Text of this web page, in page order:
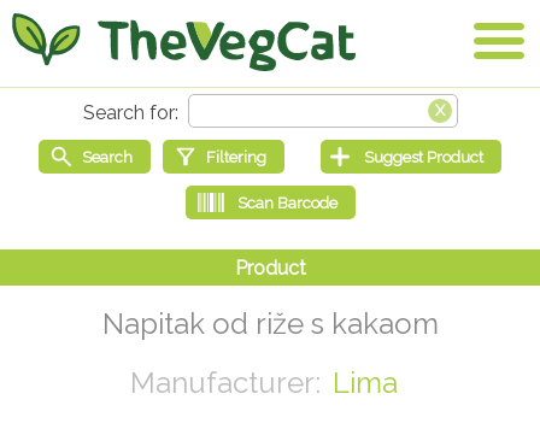
Napitak od riže s kakaom
Lima